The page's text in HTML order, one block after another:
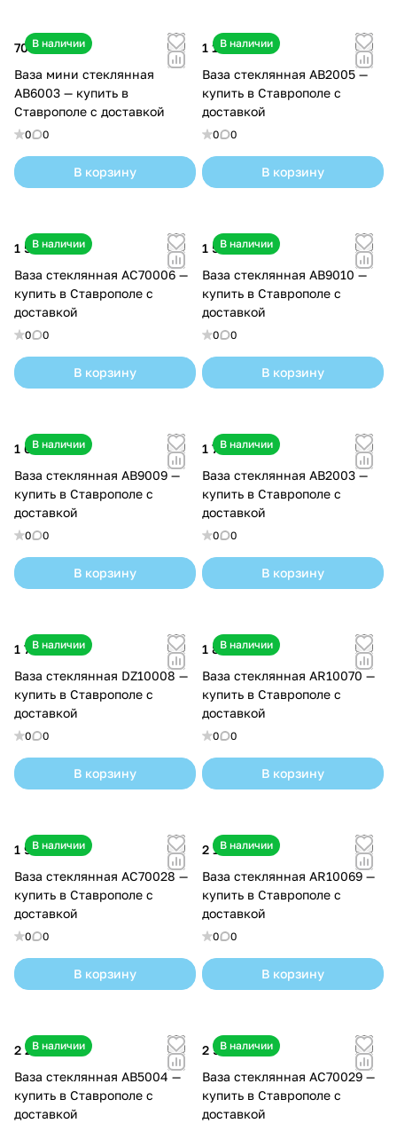
п
о
л
и
м
е
а
В наличии
700 ₽
Ваза мини стеклянная
AB6003 — купить в
Ставрополе с доставкой
0 0
В корзину
В наличии
1 100 ₽
Ваза стеклянная AB2005 —
купить в Ставрополе с
доставкой
0 0
В корзину
В наличии
1 500 ₽
Ваза стеклянная AC70006 —
купить в Ставрополе с
доставкой
0 0
В корзину
В наличии
1 500 ₽
Ваза стеклянная AB9010 —
купить в Ставрополе с
доставкой
0 0
В корзину
В наличии
1 600 ₽
Ваза стеклянная AB9009 —
купить в Ставрополе с
доставкой
0 0
В корзину
В наличии
1 700 ₽
Ваза стеклянная AB2003 —
купить в Ставрополе с
доставкой
0 0
В корзину
В наличии
1 700 ₽
Ваза стеклянная DZ10008 —
купить в Ставрополе с
доставкой
0 0
В корзину
В наличии
1 800 ₽
Ваза стеклянная AR10070 —
купить в Ставрополе с
доставкой
0 0
В корзину
В наличии
1 900 ₽
Ваза стеклянная AC70028 —
купить в Ставрополе с
доставкой
0 0
В корзину
В наличии
2 100 ₽
Ваза стеклянная AR10069 —
купить в Ставрополе с
доставкой
0 0
В корзину
В наличии
2 200 ₽
Ваза стеклянная AB5004 —
купить в Ставрополе с
доставкой
В наличии
2 500 ₽
Ваза стеклянная AC70029 —
купить в Ставрополе с
доставкой